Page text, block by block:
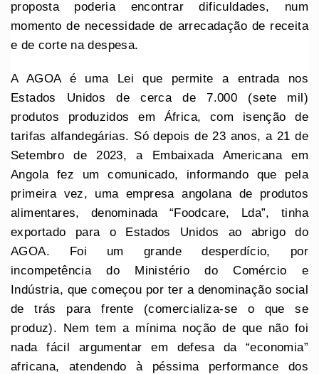
proposta poderia encontrar dificuldades, num
momento de necessidade de arrecadação de receita
e de corte na despesa.
A AGOA é uma Lei que permite a entrada nos
Estados Unidos de cerca de 7.000 (sete mil)
produtos produzidos em África, com isenção de
tarifas alfandegárias. Só depois de 23 anos, a 21 de
Setembro de 2023, a Embaixada Americana em
Angola fez um comunicado, informando que pela
primeira vez, uma empresa angolana de produtos
alimentares, denominada “Foodcare, Lda”, tinha
exportado para o Estados Unidos ao abrigo do
AGOA. Foi um grande desperdício, por
incompetência do Ministério do Comércio e
Indústria, que começou por ter a denominação social
de trás para frente (comercializa-se o que se
produz). Nem tem a mínima noção de que não foi
nada fácil argumentar em defesa da “economia”
africana, atendendo à péssima performance dos